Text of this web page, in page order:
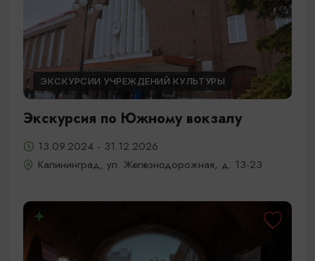
ЭКСКУРСИИ УЧРЕЖДЕНИЙ КУЛЬТУРЫ
Экскурсия по Южному вокзалу
13.09.2024 - 31.12.2026
Калининград, ул. Железнодорожная, д. 13-23